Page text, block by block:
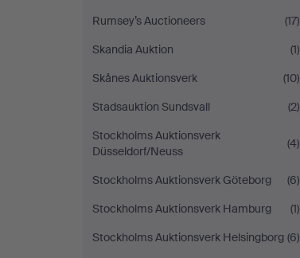
Rumsey’s Auctioneers
(17)
Skandia Auktion
(1)
Skånes Auktionsverk
(10)
Stadsauktion Sundsvall
(2)
Stockholms Auktionsverk
Düsseldorf/Neuss
(4)
Stockholms Auktionsverk Göteborg
(6)
Stockholms Auktionsverk Hamburg
(1)
Stockholms Auktionsverk Helsingborg (6)